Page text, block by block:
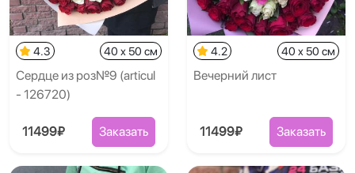
4.3 40 x 50 см
Сердце из роз№9 (articul
- 126720)
11499₽ Заказать
4.2 40 x 50 см
Вечерний лист
11499₽ Заказать